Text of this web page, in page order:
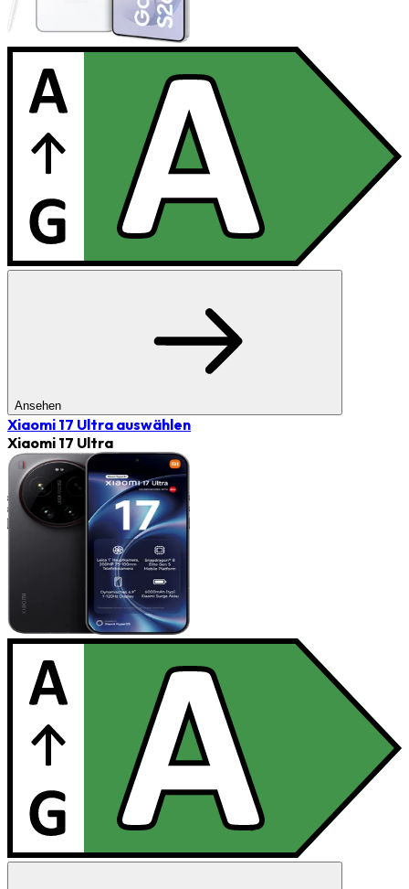
Ansehen
Xiaomi 17 Ultra auswählen
Xiaomi 17 Ultra